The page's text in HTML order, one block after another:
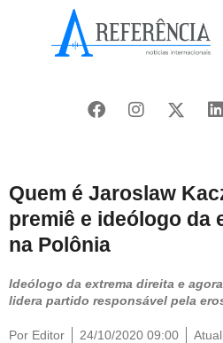
Quem é Jaroslaw
premiê e ideólogo da
na Polônia
Ideólogo da extrema direita e
lidera partido responsável pela
Por Editor 24/10/2020 09:00